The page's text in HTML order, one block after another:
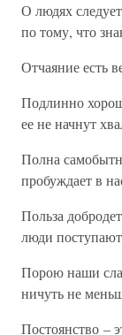
О людях
по тому, что
Отчаяние есть
Подлинно
ее не начнут
Полна
пробуждает в
Польза
люди
Порою наши
ничуть не
Постоянство –